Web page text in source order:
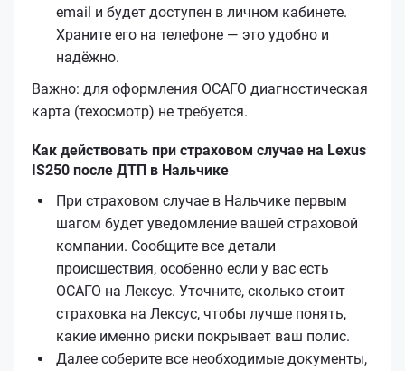
email и будет доступен в личном кабинете.
Храните его на телефоне — это удобно и
надёжно.
Важно: для оформления ОСАГО диагностическая
карта (техосмотр) не требуется.
Как действовать при страховом случае на Lexus
IS250 после ДТП в Нальчике
При страховом случае в Нальчике первым
шагом будет уведомление вашей страховой
компании. Сообщите все детали
происшествия, особенно если у вас есть
ОСАГО на Лексус. Уточните, сколько стоит
страховка на Лексус, чтобы лучше понять,
какие именно риски покрывает ваш полис.
Далее соберите все необходимые документы,